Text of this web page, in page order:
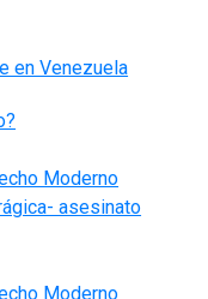
en Venezuela
Moderno
asesinato
Moderno